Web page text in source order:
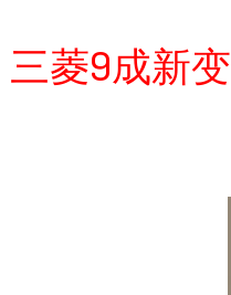
三菱9成新